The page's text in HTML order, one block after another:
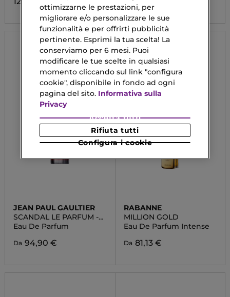
JEAN PAUL GAULTIER
SCANDAL LE PARFUM -
FOR HER
Eau De Parfum
Da 94,90 €
RABANNE
MILLION GOLD
Eau De Parfum Intense
Da 81,13 €
ottimizzarne le prestazioni, per
migliorare e/o personalizzare le sue
funzionalità e per offrirti pubblicità
pertinente. Esprimi la tua scelta! La
conserviamo per 6 mesi. Puoi
modificare le tue scelte in qualsiasi
momento cliccando sul link "configura
cookie", disponibile in fondo ad ogni
pagina del sito. Informativa sulla
Privacy
Configura i cookie
Rifiuta tutti
Accetta tutti